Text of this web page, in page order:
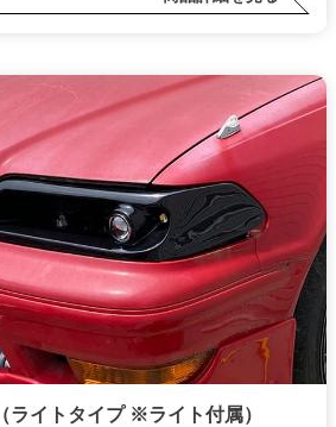
（ライトタイプ ※ライト付属）